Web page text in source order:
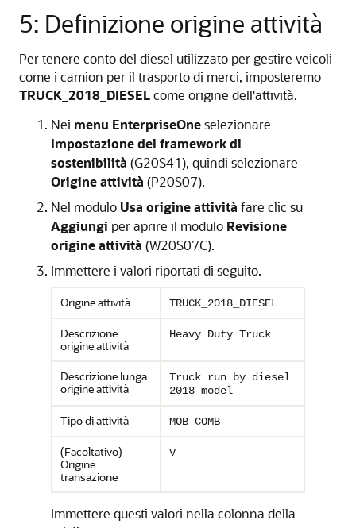
5: Definizione origine attività
Per tenere conto del diesel utilizzato per gestire veicoli
come i camion per il trasporto di merci, imposteremo
TRUCK_2018_DIESELcome origine dell'attività.
Nei menu EnterpriseOneselezionare
Impostazione del framework di
sostenibilità (G20S41), quindi selezionare
Origine attività (P20S07).
Nel modulo Usa origine attività fare clic su
Aggiungi per aprire il modulo Revisione
origine attività (W20S07C).
Immettere i valori riportati di seguito.
Origine attività TRUCK_2018_DIESEL
Descrizione
origine attività
Heavy Duty Truck
Descrizione lunga
origine attività
Truck run by diesel
2018 model
Tipo di attività MOB_COMB
(Facoltativo)
Origine
transazione
V
Immettere questi valori nella colonna della